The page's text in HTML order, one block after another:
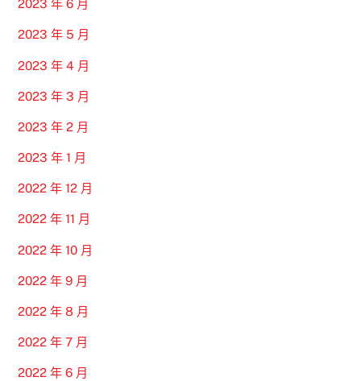
2023 年 6 月
2023 年 5 月
2023 年 4 月
2023 年 3 月
2023 年 2 月
2023 年 1 月
2022 年 12 月
2022 年 11 月
2022 年 10 月
2022 年 9 月
2022 年 8 月
2022 年 7 月
2022 年 6 月